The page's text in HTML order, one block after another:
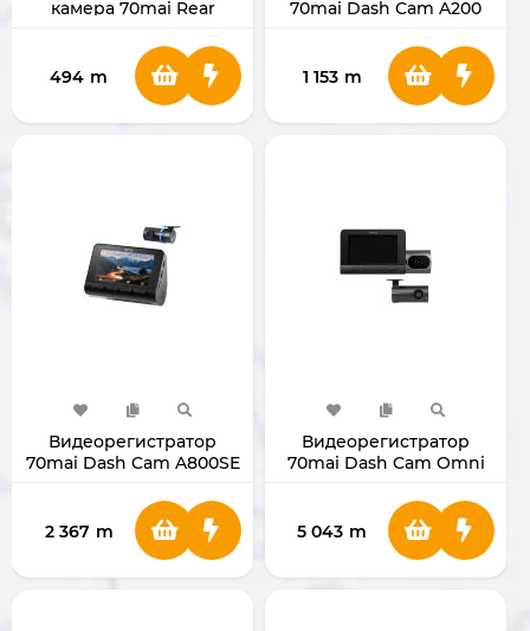
камера 70mai Rear
494 m
70mai Dash Cam A200
1 153 m
Видеорегистратор
70mai Dash Cam A800SE
2 367 m
Видеорегистратор
70mai Dash Cam Omni
5 043 m